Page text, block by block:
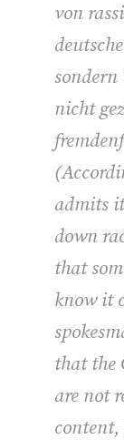
von
sondern
nicht
(
admits
down
that
know it
that the
are not
content,